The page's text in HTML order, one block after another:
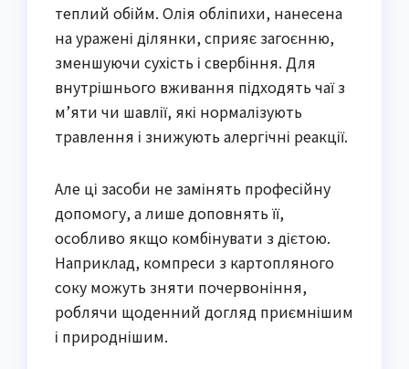
теплий обійм. Олія обліпихи, нанесена
на уражені ділянки, сприяє загоєнню,
зменшуючи сухість і свербіння. Для
внутрішнього вживання підходять чаї з
м’яти чи шавлії, які нормалізують
травлення і знижують алергічні реакції.
Але ці засоби не замінять професійну
допомогу, а лише доповнять її,
особливо якщо комбінувати з дієтою.
Наприклад, компреси з картопляного
соку можуть зняти почервоніння,
роблячи щоденний догляд приємнішим
і природнішим.